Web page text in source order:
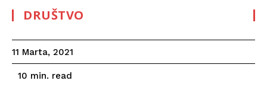
DRUŠTVO
11 Marta, 2021
10 min. read